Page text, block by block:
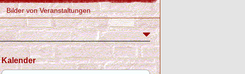
Bilder von Veranstaltungen
Kalender